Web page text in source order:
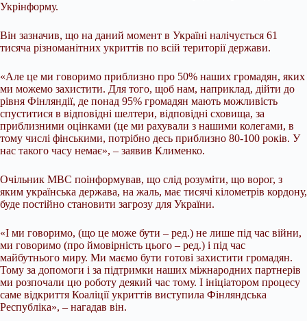
Укрінформу.
Він зазначив, що на даний момент в Україні налічується 61
тисяча різноманітних укриттів по всій території держави.
«Але це ми говоримо приблизно про 50% наших громадян, яких
ми можемо захистити. Для того, щоб нам, наприклад, дійти до
рівня Фінляндії, де понад 95% громадян мають можливість
спуститися в відповідні шелтери, відповідні сховища, за
приблизними оцінками (це ми рахували з нашими колегами, в
тому числі фінськими, потрібно десь приблизно 80-100 років. У
нас такого часу немає», – заявив Клименко.
Очільник МВС поінформував, що слід розуміти, що ворог, з
яким українська держава, на жаль, має тисячі кілометрів кордону,
буде постійно становити загрозу для України.
«І ми говоримо, (що це може бути – ред.) не лише під час війни,
ми говоримо (про ймовірність цього – ред.) і під час
майбутнього миру. Ми маємо бути готові захистити громадян.
Тому за допомоги і за підтримки наших міжнародних партнерів
ми розпочали цю роботу деякий час тому. І ініціатором процесу
саме відкриття Коаліції укриттів виступила Фінляндська
Республіка», – нагадав він.